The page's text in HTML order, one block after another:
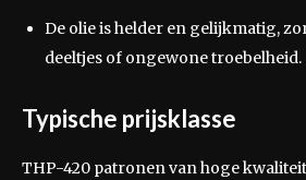
De olie is helder en gelijkmatig,
deeltjes of ongewone troebelheid.
Typische prijsklasse
THP-420 patronen van hoge